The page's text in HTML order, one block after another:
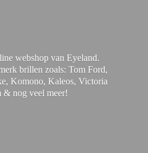
webshop van Eyeland.
brillen zoals: Tom Ford,
Komono, Kaleos, Victoria
& nog veel meer!